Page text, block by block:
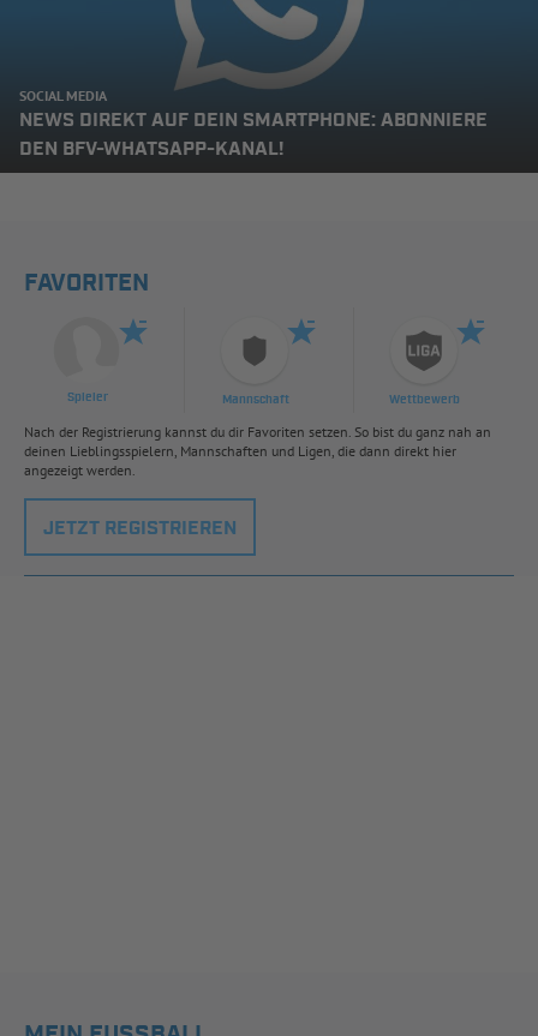
SOCIAL MEDIA
NEWS DIREKT AUF DEIN SMARTPHONE: ABONNIERE
DEN BFV-WHATSAPP-KANAL!
FAVORITEN
Spieler Mannschaft Wettbewerb
Nach der Registrierung kannst du dir Favoriten setzen. So bist du ganz nah an
deinen Lieblingsspielern, Mannschaften und Ligen, die dann direkt hier
angezeigt werden.
JETZT REGISTRIEREN